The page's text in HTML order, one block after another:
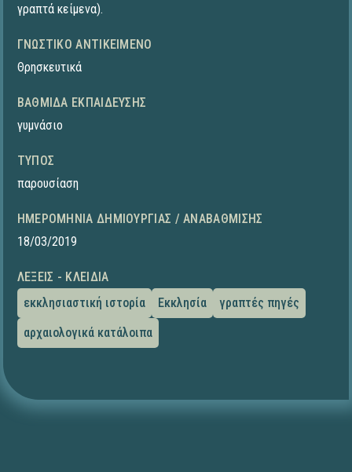
γραπτά κείμενα).
ΓΝΩΣΤΙΚΌ ΑΝΤΙΚΕΊΜΕΝΟ
Θρησκευτικά
ΒΑΘΜΊΔΑ ΕΚΠΑΊΔΕΥΣΗΣ
γυμνάσιο
ΤΎΠΟΣ
παρουσίαση
ΗΜΕΡΟΜΗΝΊΑ ΔΗΜΙΟΥΡΓΊΑΣ / ΑΝΑΒΆΘΜΙΣΗΣ
18/03/2019
ΛΈΞΕΙΣ - ΚΛΕΙΔΙΆ
εκκλησιαστική ιστορία
Εκκλησία
γραπτές πηγές
αρχαιολογικά κατάλοιπα